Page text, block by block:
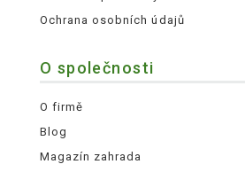
Ochrana osobních údajů
O společnosti
O firmě
Blog
Magazín zahrada